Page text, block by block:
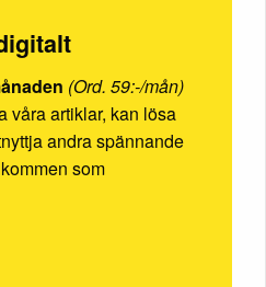
(Ord. 59:-/mån)
våra artiklar, kan lösa
andra spännande
som